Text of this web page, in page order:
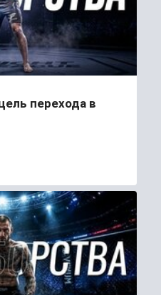
перехода в